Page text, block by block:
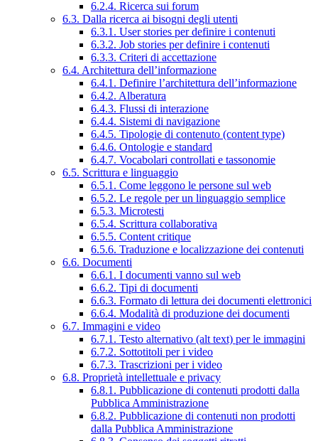
6.2.4. Ricerca sui forum
6.3. Dalla ricerca ai bisogni degli utenti
6.3.1. User stories per definire i contenuti
6.3.2. Job stories per definire i contenuti
6.3.3. Criteri di accettazione
6.4. Architettura dell’informazione
6.4.1. Definire l’architettura dell’informazione
6.4.2. Alberatura
6.4.3. Flussi di interazione
6.4.4. Sistemi di navigazione
6.4.5. Tipologie di contenuto (content type)
6.4.6. Ontologie e standard
6.4.7. Vocabolari controllati e tassonomie
6.5. Scrittura e linguaggio
6.5.1. Come leggono le persone sul web
6.5.2. Le regole per un linguaggio semplice
6.5.3. Microtesti
6.5.4. Scrittura collaborativa
6.5.5. Content critique
6.5.6. Traduzione e localizzazione dei contenuti
6.6. Documenti
6.6.1. I documenti vanno sul web
6.6.2. Tipi di documenti
6.6.3. Formato di lettura dei documenti elettronici
6.6.4. Modalità di produzione dei documenti
6.7. Immagini e video
6.7.1. Testo alternativo (alt text) per le immagini
6.7.2. Sottotitoli per i video
6.7.3. Trascrizioni per i video
6.8. Proprietà intellettuale e privacy
6.8.1. Pubblicazione di contenuti prodotti dalla
Pubblica Amministrazione
6.8.2. Pubblicazione di contenuti non prodotti
dalla Pubblica Amministrazione